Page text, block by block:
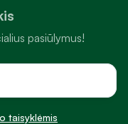
pasiūlymus!
taisyklėmis